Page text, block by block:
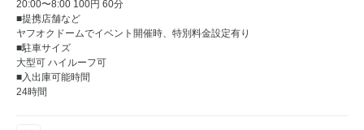
20:00〜8:00 100円 60分
■提携店舗など
ヤフオクドームでイベント開催時、特別料金設定有り
■駐車サイズ
大型可 ハイルーフ可
■入出庫可能時間
24時間